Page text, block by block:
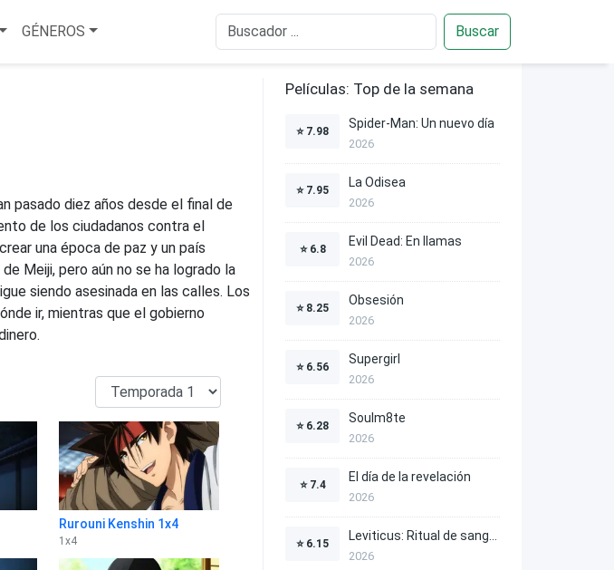
GÉNEROS Buscar
pasado diez años desde el final de
de los ciudadanos contra el
una época de paz y un país
Meiji, pero aún no se ha logrado la
siendo asesinada en las calles. Los
ir, mientras que el gobierno
Rurouni Kenshin 1x4
1 x4
Películas: Top de la semana
⭐ 7.98
Spider-Man: Un nuevo día
2026
⭐ 7.95
La Odisea
2026
⭐ 6.8
Evil Dead: En llamas
2026
⭐ 8.25
Obsesión
2026
⭐ 6.56
Supergirl
2026
⭐ 6.28
Soulm8te
2026
⭐ 7.4
El día de la revelación
2026
⭐ 6.15
2026